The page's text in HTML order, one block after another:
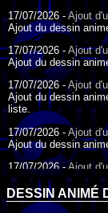
17/07/2026 -Ajout
Ajout du dessin
17/07/2026 - Ajout
Ajout du dessin
17/07/2026 -Ajout
Ajout du dessin
liste.
17/07/2026 - Ajout
Ajout du dessin
17/07/2026 -Ajout
Ajout du dessin
09/07/2026 -Ajout
DESSIN ANIMÉ